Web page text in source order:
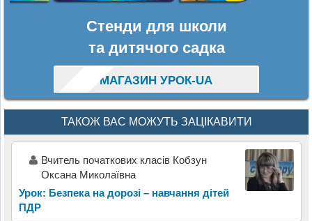
Стенди для школи
та дитячого садка
МАГАЗИН УРОК-UA
ТАКОЖ ВАС МОЖУТЬ ЗАЦІКАВИТИ
Вчитель початкових класів Кобзун
Оксана Миколаївна
Урок: Безпека на дорозі – навчання дітей
ПДР